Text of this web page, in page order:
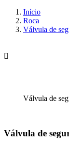
Início
Roca
Válvula de

Válvula de
Válvula de